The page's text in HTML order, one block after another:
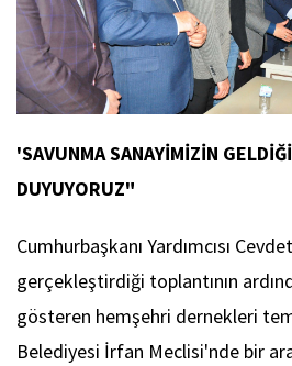
'SAVUNMA SANAYİMİZİN
DUYUYORUZ"
Cumhurbaşkanı Yardımcısı
gerçekleştirdiği toplantının
gösteren hemşehri dernekleri
Belediyesi İrfan Meclisi'nde bir